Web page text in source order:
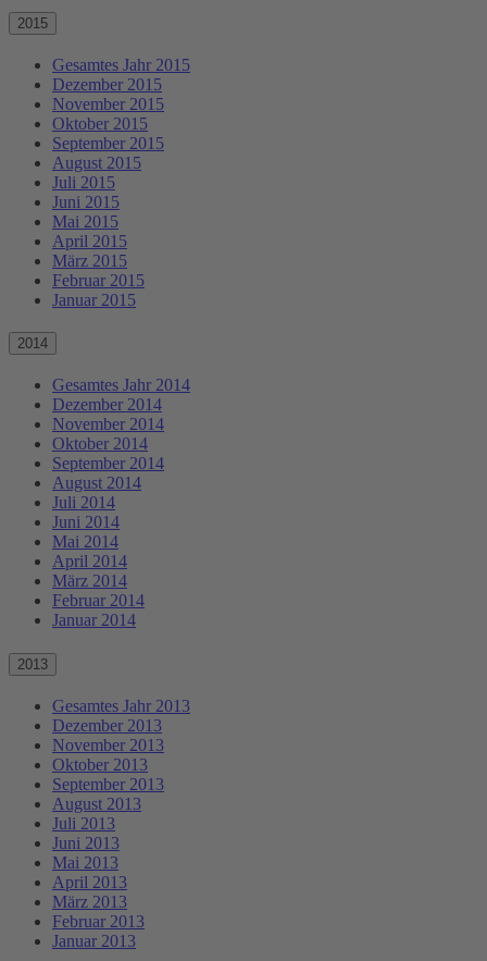
2015
Gesamtes Jahr 2015
Dezember 2015
November 2015
Oktober 2015
September 2015
August 2015
Juli 2015
Juni 2015
Mai 2015
April 2015
März 2015
Februar 2015
Januar 2015
2014
Gesamtes Jahr 2014
Dezember 2014
November 2014
Oktober 2014
September 2014
August 2014
Juli 2014
Juni 2014
Mai 2014
April 2014
März 2014
Februar 2014
Januar 2014
2013
Gesamtes Jahr 2013
Dezember 2013
November 2013
Oktober 2013
September 2013
August 2013
Juli 2013
Juni 2013
Mai 2013
April 2013
März 2013
Februar 2013
Januar 2013